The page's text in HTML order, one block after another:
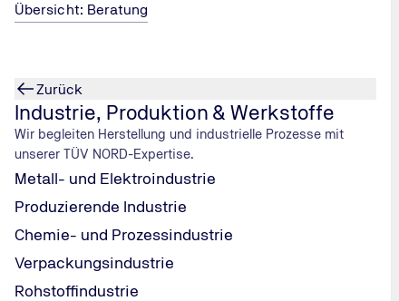
Übersicht: Beratung
Zurück
Industrie, Produktion & Werkstoffe
Wir begleiten Herstellung und industrielle Prozesse mit
unserer TÜV NORD-Expertise.
Metall- und Elektroindustrie
Produzierende Industrie
Chemie- und Prozessindustrie
Verpackungsindustrie
Rohstoffindustrie
Sie